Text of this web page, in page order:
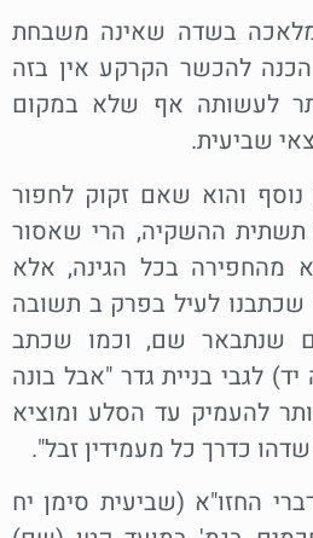
בשדה שאינה משבחת
להכשר הקרקע אין בזה
לעשותה אף שלא במקום
שביעית.
והוא שאם זקוק לחפור
תשתית ההשקיה, הרי שאסור
מהחפירה בכל הגינה, אלא
שכתבנו לעיל בפרק ב תשובה
שנתבאר שם, וכמו שכתב
לגבי בניית גדר "אבל בונה
להעמיק עד הסלע ומוציא
כדרך כל מעמידין זבל".
החזו"א (שביעית סימן יח